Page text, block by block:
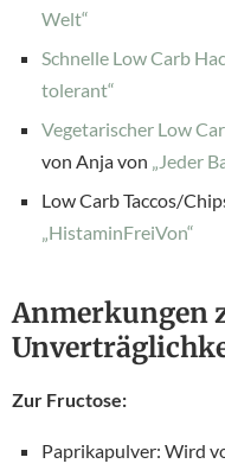
Welt“
Schnelle Low Carb
tolerant“
Vegetarischer Low
von Anja von „Jeder
Low Carb Taccos/
„HistaminFreiVon“
Anmerkungen
Zur Fructose:
Paprikapulver: Wird